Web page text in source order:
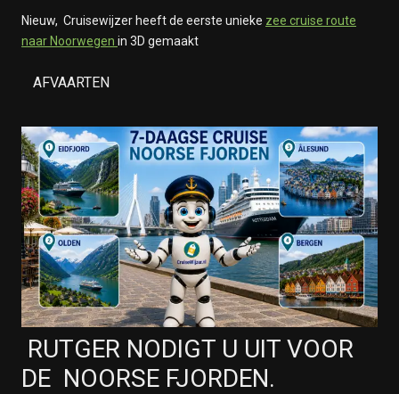
Nieuw, Cruisewijzer heeft de eerste unieke zee cruise route
naar Noorwegen in 3D gemaakt
AFVAARTEN
RUTGER NODIGT U UIT VOOR
DE NOORSE FJORDEN.